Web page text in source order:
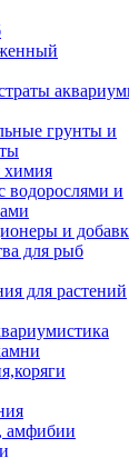
грунты и
химия
водорослями и
и
для рыб
для растений